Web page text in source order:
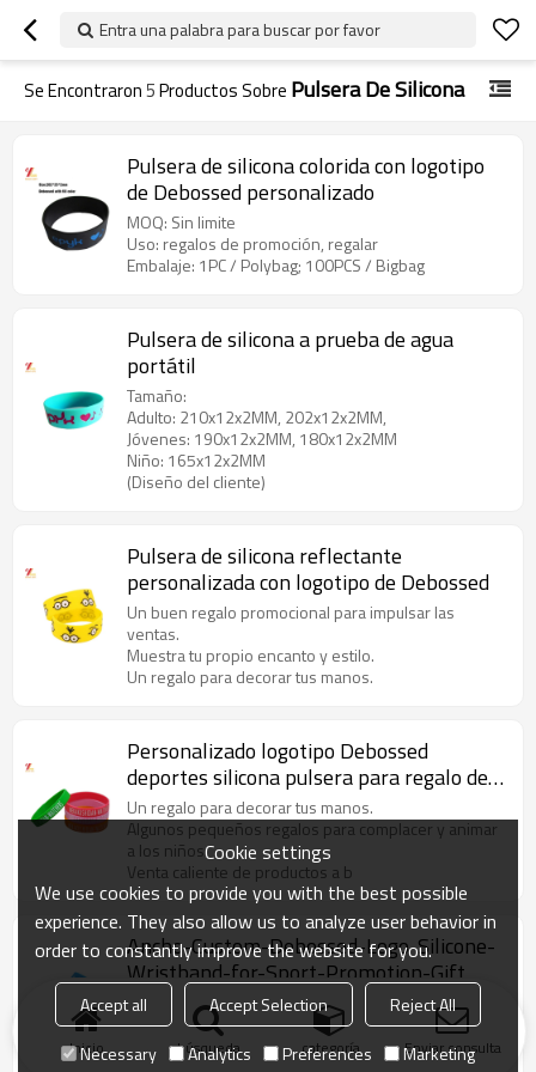
Entra una palabra para buscar por favor
Se Encontraron5Productos Sobre Pulsera De Silicona
Pulsera de silicona colorida con logotipo
de Debossed personalizado
MOQ: Sin limite
Uso: regalos de promoción, regalar
Embalaje: 1PC / Polybag; 100PCS / Bigbag
Pulsera de silicona a prueba de agua
portátil
Tamaño:
Adulto: 210x12x2MM, 202x12x2MM,
Jóvenes: 190x12x2MM, 180x12x2MM
Niño: 165x12x2MM
(Diseño del cliente)
Pulsera de silicona reflectante
personalizada con logotipo de Debossed
Un buen regalo promocional para impulsar las
ventas.
Muestra tu propio encanto y estilo.
Un regalo para decorar tus manos.
Personalizado logotipo Debossed
deportes silicona pulsera para regalo de
promoción
Un regalo para decorar tus manos.
Algunos pequeños regalos para complacer y animar
a los niños.
Venta caliente de productos a b
Ancho-Custom-Debossed-Logo-Silicone-
Wristband-for-Sport-Promotion-Gift
OEM y ODM: son muy bienvenidos
Uso: Para publicidad y regalo de promoción
empresarial.
Certificado: SGS, FDA, LFGB certificados
Inicio búsqueda categoría Enviar consulta
Cookie settings
We use cookies to provide you with the best possible
experience. They also allow us to analyze user behavior in
order to constantly improve the website for you.
Accept all Accept Selection
Reject All
Necessary
Analytics Preferences Marketing